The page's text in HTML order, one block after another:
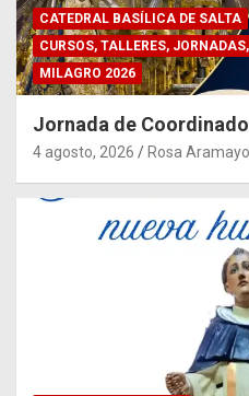
CATEDRAL BASÍLICA DE SALTA
CURSOS, TALLERES,
MILAGRO 2026
Jornada de
4 agosto, 2026 Rosa Aramayo